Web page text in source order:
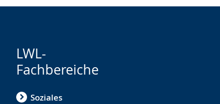
LWL-
Fachbereiche
Soziales